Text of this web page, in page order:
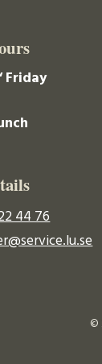
Friday
44 76
©